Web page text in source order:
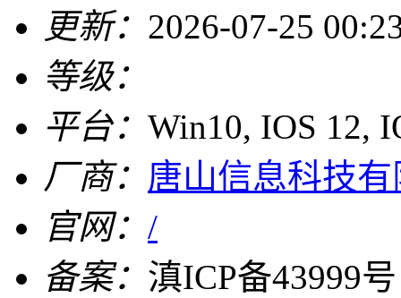
更新： 2026-07-25
等级：
平台： Win10, IOS 12,
厂商： 唐山信息科技
官网： /
备案： 滇ICP备43999号